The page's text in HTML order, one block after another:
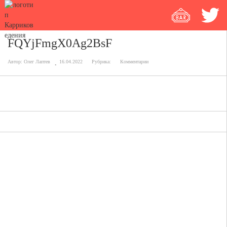
FQYjFmgX0Ag2BsF
Автор: Олег Лаптев 16.04.2022 Рубрика: Комментарии